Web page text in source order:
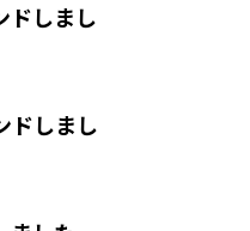
ドしまし
ドしまし